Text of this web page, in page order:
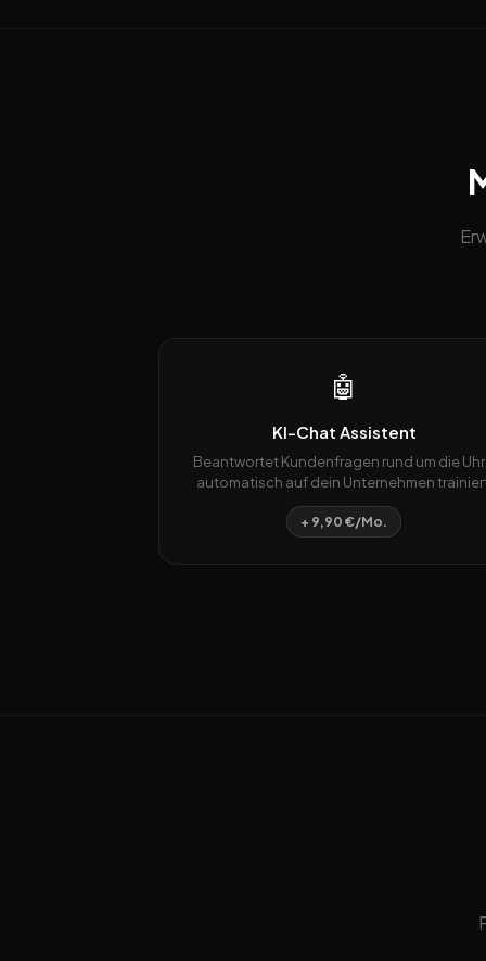
🤖
KI-Chat Assistent
Beantwortet Kundenfragen rund um die Uhr
automatisch auf dein Unternehmen
+ 9,90 €/Mo.